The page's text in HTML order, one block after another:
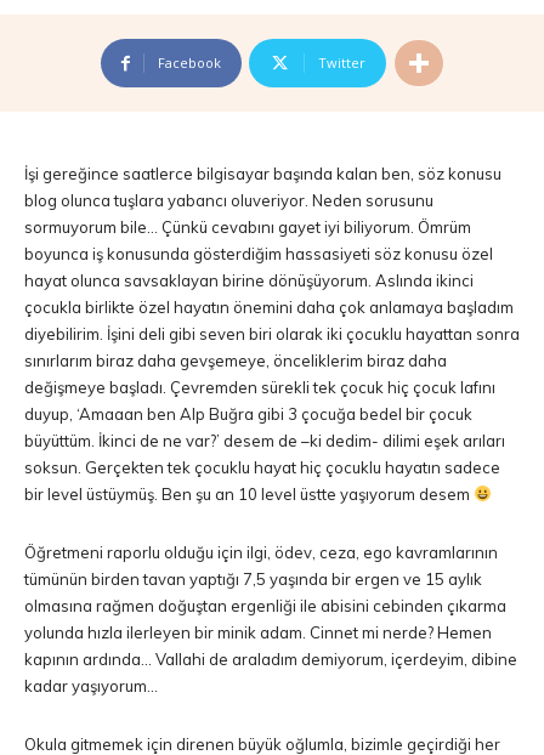
Facebook Twitter
İşi gereğince saatlerce bilgisayar başında kalan ben, söz konusu
blog olunca tuşlara yabancı oluveriyor. Neden sorusunu
sormuyorum bile… Çünkü cevabını gayet iyi biliyorum. Ömrüm
boyunca iş konusunda gösterdiğim hassasiyeti söz konusu özel
hayat olunca savsaklayan birine dönüşüyorum. Aslında ikinci
çocukla birlikte özel hayatın önemini daha çok anlamaya başladım
diyebilirim. İşini deli gibi seven biri olarak iki çocuklu hayattan sonra
sınırlarım biraz daha gevşemeye, önceliklerim biraz daha
değişmeye başladı. Çevremden sürekli tek çocuk hiç çocuk lafını
duyup, ‘Amaaan ben Alp Buğra gibi 3 çocuğa bedel bir çocuk
büyüttüm. İkinci de ne var?’ desem de –ki dedim- dilimi eşek arıları
soksun. Gerçekten tek çocuklu hayat hiç çocuklu hayatın sadece
bir level üstüymüş. Ben şu an 10 level üstte yaşıyorum desem
Öğretmeni raporlu olduğu için ilgi, ödev, ceza, ego kavramlarının
tümünün birden tavan yaptığı 7,5 yaşında bir ergen ve 15 aylık
olmasına rağmen doğuştan ergenliği ile abisini cebinden çıkarma
yolunda hızla ilerleyen bir minik adam. Cinnet mi nerde? Hemen
kapının ardında… Vallahi de araladım demiyorum, içerdeyim, dibine
kadar yaşıyorum…
Okula gitmemek için direnen büyük oğlumla, bizimle geçirdiği her